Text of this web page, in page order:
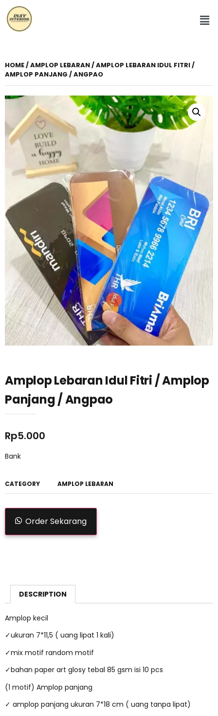
HOME/AMPLOP LEBARAN/ AMPLOP LEBARAN IDUL FITRI /
AMPLOP PANJANG / ANGPAO
Amplop Lebaran Idul Fitri / Amplop
Panjang / Angpao
Rp5.000
Bank
CATEGORY AMPLOP LEBARAN
Order Sekarang
DESCRIPTION
Amplop kecil
✓ukuran 7*11,5 ( uang lipat 1 kali)
✓mix motif random motif
✓bahan paper art glosy tebal 85 gsm isi 10 pcs
(1 motif) Amplop panjang
✓ amplop panjang ukuran 7*18 cm ( uang tanpa lipat)